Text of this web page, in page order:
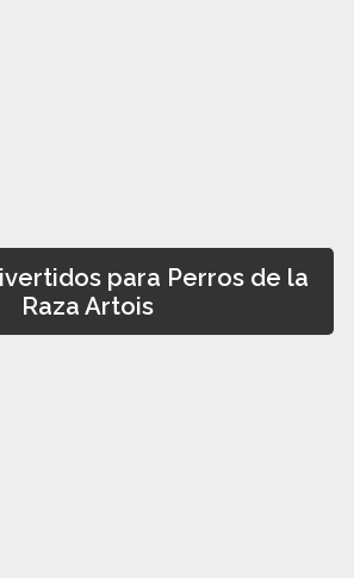
para Perros de la
Raza Artois